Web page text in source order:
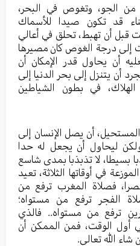
الجو، وتغوص في البحر،
قد تكون صيدا للأسماك
قبل أن تهبط، تحلق في أعالي
إلى درجة الغوص كان مصيرها
أن يحاول قدر الإمكان أن
أن يتنزل إلى بحر الدنيا إلى
في بطون الشياطين
أن يصل الإنسان إلى
ليحاول أن يجعل له حدا
بسيطا، لا تذبذبا بمدى شاسع
في أوقاتها الثلاثة، تعيد
فصلاة المغرب ترفع من
الفجر ترفع من مستواه؛
ترفع من مستواه.. فالذي
أول الوقت، فمن الممكن أن
الله تعالى.